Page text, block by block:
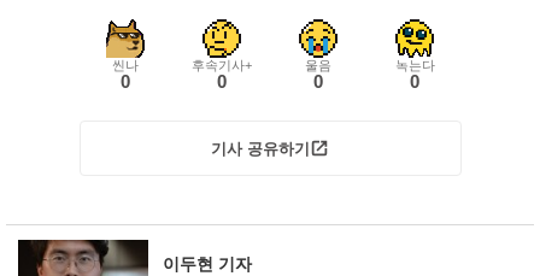
씬나
0
후속기사+
0
울음
0
녹는다
0
기사 공유하기
이두현 기자